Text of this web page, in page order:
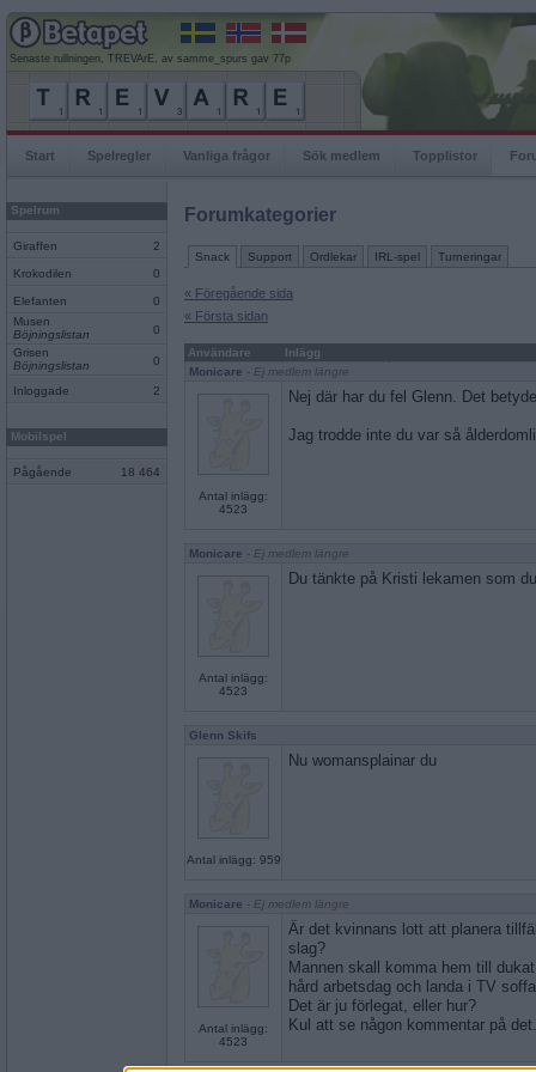
Senaste rullningen, TREVArE, av samme_spurs gav 77p
Start Spelregler Vanliga frågor Sök medlem Topplistor
Spelrum
Giraffen 2
Krokodilen 0
Elefanten
0
Musen
Böjningslistan
0
Grisen
Böjningslistan
0
Inloggade 2
Mobilspel
Pågående 18 464
Forumkategorier
Snack Support Ordlekar IRL-spel Turneringar
« Föregående sida
« Första sidan
Användare
Inlägg
Monicare - Ej medlem längre
Antal inlägg:
4523
Nej där har du fel Glenn. Det
Jag trodde inte du var så
Monicare - Ej medlem längre
Antal inlägg:
4523
Du tänkte på Kristi lekamen som
Glenn Skifs
Antal inlägg: 959
Nu womansplainar du
Monicare - Ej medlem längre
Antal inlägg:
4523
Är det kvinnans lott att planera
slag?
Mannen skall komma hem till
hård arbetsdag och landa i TV
Det är ju förlegat, eller hur?
Kul att se någon kommentar på det.